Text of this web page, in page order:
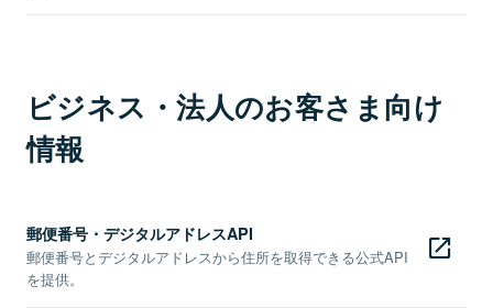
ビジネス・法人のお客さま向け
情報
郵便番号・デジタルアドレスAPI
郵便番号とデジタルアドレスから住所を取得できる公式API
を提供。